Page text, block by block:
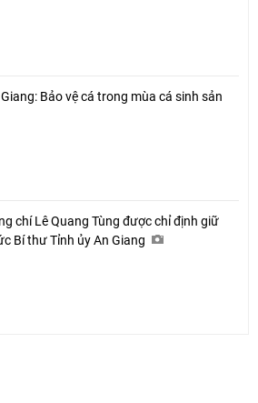
Bảo vệ cá trong mùa cá sinh sản
chí Lê Quang Tùng được chỉ định giữ
Bí thư Tỉnh ủy An Giang